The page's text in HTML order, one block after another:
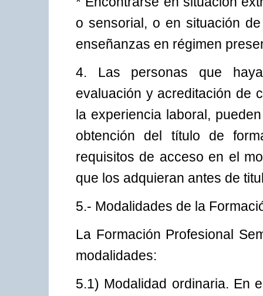
o sensorial, o en situación
enseñanzas en régimen
4. Las personas que
evaluación y acreditación de
la experiencia laboral,
obtención del título de
requisitos de acceso en el
que los adquieran antes de
5.- Modalidades de la
La Formación Profesional
modalidades:
5.1) Modalidad ordinaria. En